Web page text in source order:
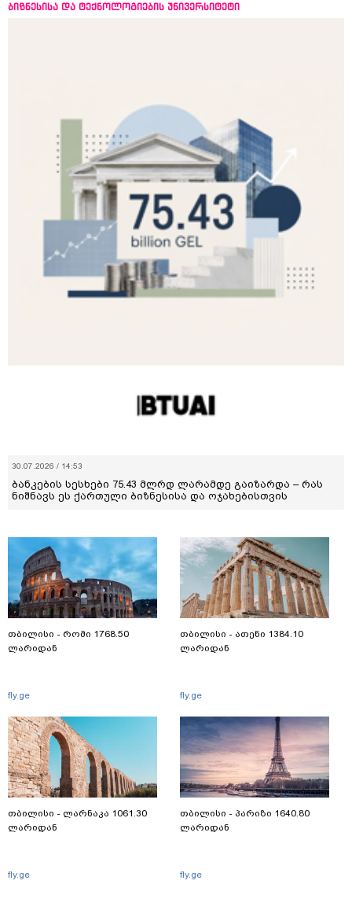
ბიზნესისა და ტექნოლოგიების უნივერსიტეტი
30.07.2026 / 14:53
ბანკების სესხები 75.43 მლრდ ლარამდე გაიზარდა – რას
ნიშნავს ეს ქართული ბიზნესისა და ოჯახებისთვის
თბილისი - რომი 1768.50
ლარიდან
fly.ge
თბილისი - ლარნაკა 1061.30
ლარიდან
fly.ge
თბილისი - ათენი 1384.10
ლარიდან
fly.ge
თბილისი - პარიზი 1640.80
ლარიდან
fly.ge